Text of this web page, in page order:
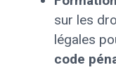
sur les
légales
code